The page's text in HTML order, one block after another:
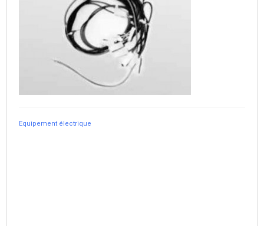
Equipement électrique